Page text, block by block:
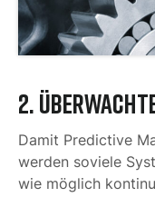
2.
Damit Predictive
werden soviele
wie möglich